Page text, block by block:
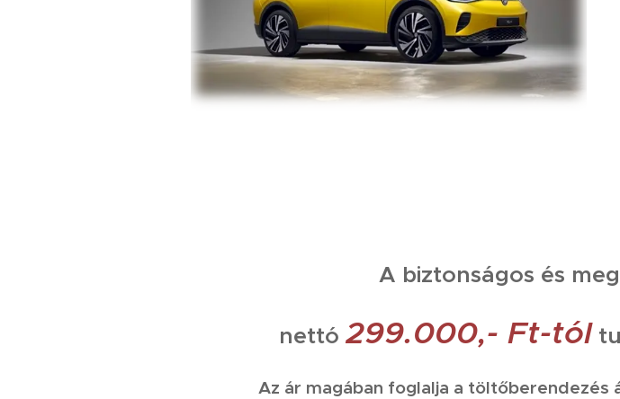
A biztonságos és
nettó 299.000,- Ft-tól
Az ár magában foglalja a